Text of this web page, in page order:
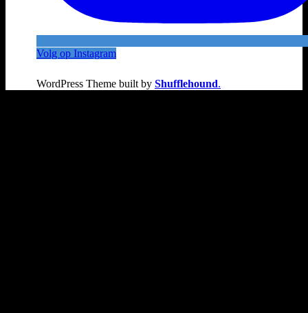
Volg op Instagram
WordPress Theme built by Shufflehound.